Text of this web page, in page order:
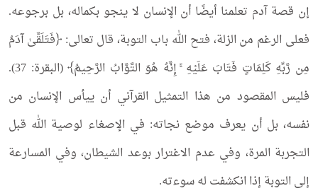
إن قصة آدم تعلمنا أيضًا أن الإنسان لا ينجو بكماله، بل برجوعه.
فعلى الرغم من الزلة، فتح الله باب التوبة، قال تعالى: ﴿فَتَلَقَّىٰ آدَمُ
مِن رَّبِّهِ كَلِمَاتٍ فَتَابَ عَلَيْهِ ۚ إِنَّهُ هُوَ التَّوَّابُ الرَّحِيمُ﴾ (البقرة: 37).
فليس المقصود من هذا التمثيل القرآني أن ييأس الإنسان من
نفسه، بل أن يعرف موضع نجاته: في الإصغاء لوصية الله قبل
التجربة المرة، وفي عدم الاغترار بوعد الشيطان، وفي المسارعة
إلى التوبة إذا انكشفت له سوءته.